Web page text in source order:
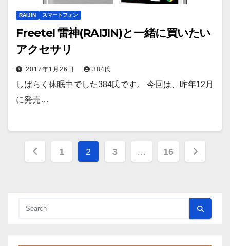
RAIJIN スマートフォン
Freetel 雷神(RAIJIN)と一緒に買いたい
アクセサリ
2017年1月26日 384氏
しばらく休眠中でした384氏です。 今回は、昨年12月
に発売…
投
ペ
1 2 3 … 16